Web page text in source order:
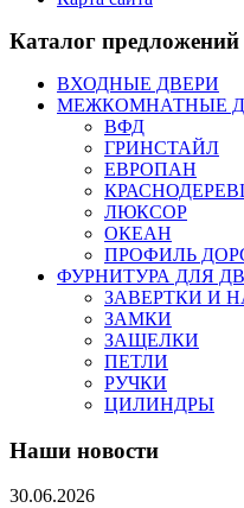
Каталог предложений
ВХОДНЫЕ ДВЕРИ
МЕЖКОМНАТНЫЕ
ВФД
ГРИНСТАЙЛ
ЕВРОПАН
ЛЮКСОР
ОКЕАН
ПРОФИЛЬ
ФУРНИТУРА ДЛЯ
ЗАВЕРТКИ И
ЗАМКИ
ЗАЩЕЛКИ
ПЕТЛИ
РУЧКИ
ЦИЛИНДРЫ
Наши новости
30.06.2026